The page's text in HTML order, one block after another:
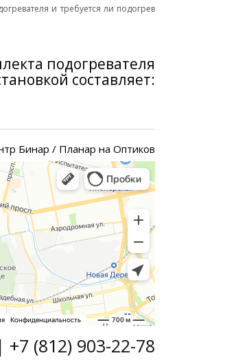
и требуется ли подогрев
подогревателя
составляет:
Бинар / Планар на Оптиков
(812) 903-22-78